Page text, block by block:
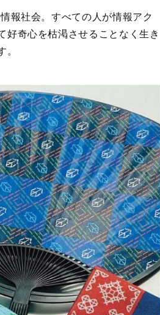
報社会。すべての人が情報アク
好奇心を枯渇させることなく生き
。